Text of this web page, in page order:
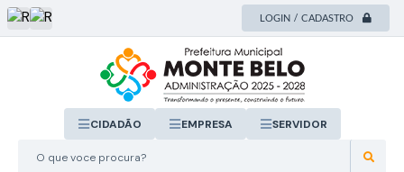
LOGIN / CADASTRO
O que voce procura?
CIDADÃO EMPRESA SERVIDOR